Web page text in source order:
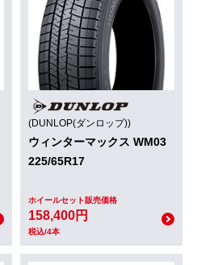
(DUNLOP(ダンロップ))
ウィンターマックス WM03
225/65R17
ホイールセット販売価格
158,400円
税込/4本